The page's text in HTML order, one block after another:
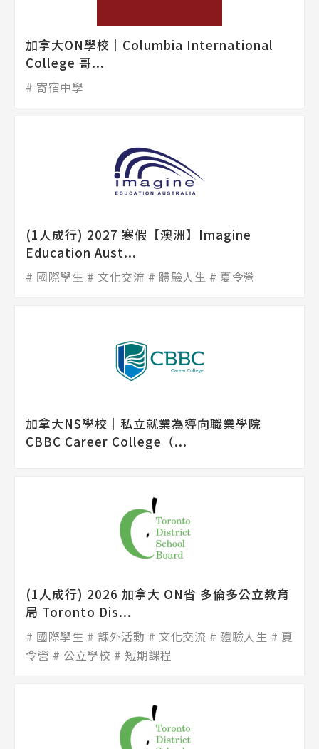
加拿大ON學校│Columbia International
College 哥...
寄宿中學
(1人成行) 2027 寒假【澳洲】Imagine
Education Aust...
國際學生 文化交流 體驗人生 夏令營
加拿大NS學校│私立就業為導向職業學院
CBBC Career College（...
(1人成行) 2026 加拿大 ON省 多倫多公立教育
局 Toronto Dis...
國際學生 課外活動 文化交流 體驗人生
夏
令營
公立學校 短期課程